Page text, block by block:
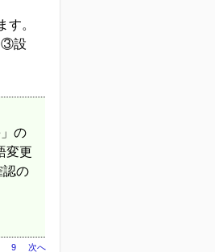
。
③設
の
変更
認の
9 次へ